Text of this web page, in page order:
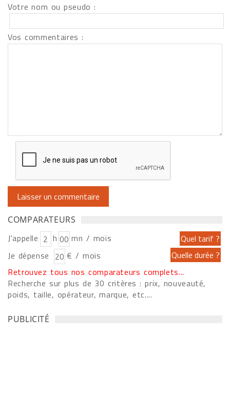
Votre nom ou pseudo :
Vos commentaires :
COMPARATEURS
J'appelle h
mn / mois
Je dépense
€ / mois
Retrouvez tous nos comparateurs complets...
Recherche sur plus de 30 critères : prix, nouveauté,
poids, taille, opérateur, marque, etc....
PUBLICITÉ